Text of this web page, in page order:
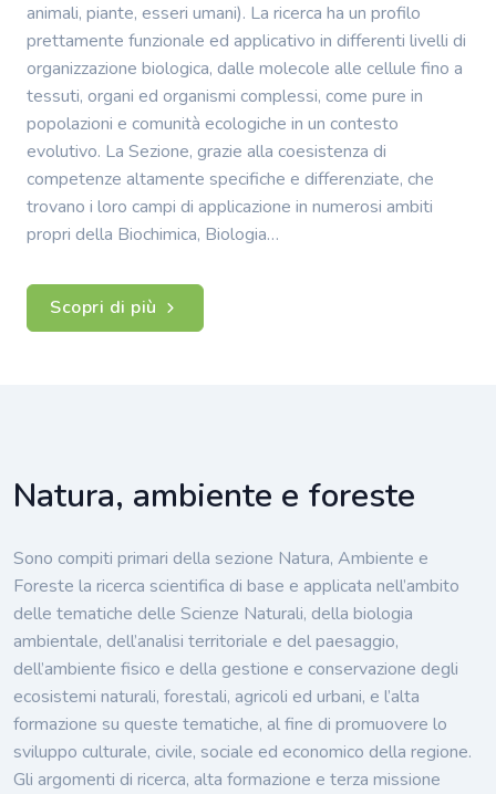
animali, piante, esseri umani). La ricerca ha un profilo
prettamente funzionale ed applicativo in differenti livelli di
organizzazione biologica, dalle molecole alle cellule fino a
tessuti, organi ed organismi complessi, come pure in
popolazioni e comunità ecologiche in un contesto
evolutivo. La Sezione, grazie alla coesistenza di
competenze altamente specifiche e differenziate, che
trovano i loro campi di applicazione in numerosi ambiti
propri della Biochimica, Biologia…
Scopri di più
Natura, ambiente e foreste
Sono compiti primari della sezione Natura, Ambiente e
Foreste la ricerca scientifica di base e applicata nell’ambito
delle tematiche delle Scienze Naturali, della biologia
ambientale, dell’analisi territoriale e del paesaggio,
dell’ambiente fisico e della gestione e conservazione degli
ecosistemi naturali, forestali, agricoli ed urbani, e l’alta
formazione su queste tematiche, al fine di promuovere lo
sviluppo culturale, civile, sociale ed economico della regione.
Gli argomenti di ricerca, alta formazione e terza missione